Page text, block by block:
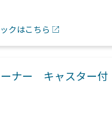
クはこちら
ーナー キャスター付